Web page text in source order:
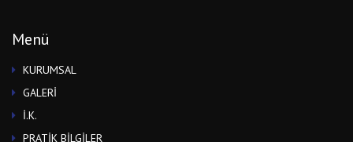
Menü
KURUMSAL
GALERİ
İ.K.
PRATİK BİLGİLER